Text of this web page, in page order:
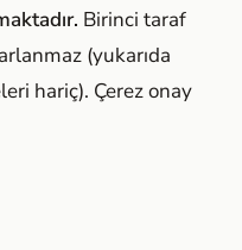
Birinci taraf
(yukarıda
hariç). Çerez onay